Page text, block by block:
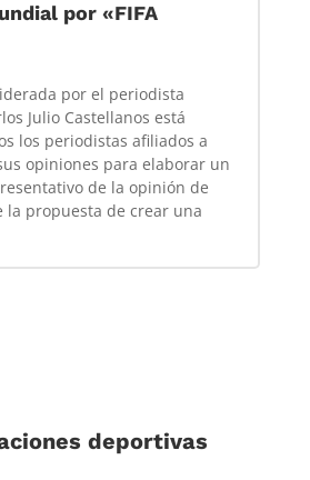
por «FIFA
por el periodista
Julio Castellanos está
los periodistas afiliados a
opiniones para elaborar un
de la opinión de
la propuesta de crear una
deportivas